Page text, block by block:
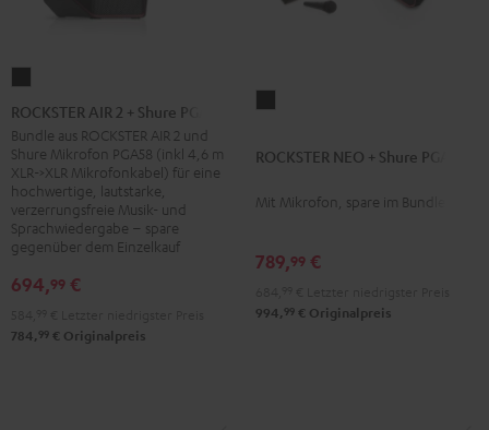
AIR
2
+
Shure
PGA58
Schwarz
ROCKSTER AIR 2 + Shure PGA58
Bundle aus ROCKSTER AIR 2 und
Shure Mikrofon PGA58 (inkl 4,6 m
XLR->XLR Mikrofonkabel) für eine
hochwertige, lautstarke,
verzerrungsfreie Musik- und
Sprachwiedergabe – spare
gegenüber dem Einzelkauf
694,99 €
784, 99 € Originalpreis
+
PGA58
ROCKSTER NEO + Shure PGA58
Mit Mikrofon, spare im Bundle
789,99 €
994, 99 € Originalpreis